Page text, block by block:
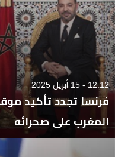
12:12 - 15 أبريل 2025
فرنسا تجدد تأكيد
المغرب على صحرائه